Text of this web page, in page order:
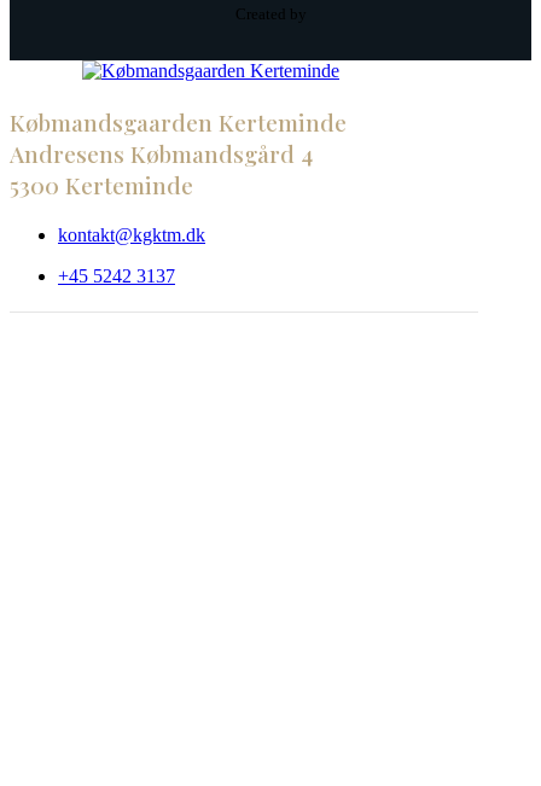
Created by
Købmandsgaarden Kerteminde
Andresens Købmandsgård 4
5300 Kerteminde
kontakt@kgktm.dk
+45 5242 3137